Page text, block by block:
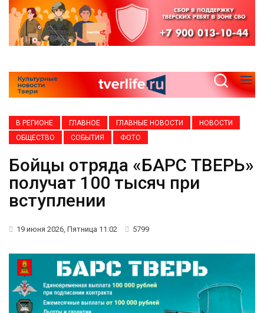
В РЕГИОНЕ ГЛАВНОЕ ГЛАВНЫЕ НОВОСТИ
НОВОСТИ
ОБЩЕСТВО
СОБЫТИЯ ФОТО
Бойцы отряда «БАРС ТВЕРЬ»
получат 100 тысяч при
вступлении
19 июня 2026, Пятница 11:02 5799